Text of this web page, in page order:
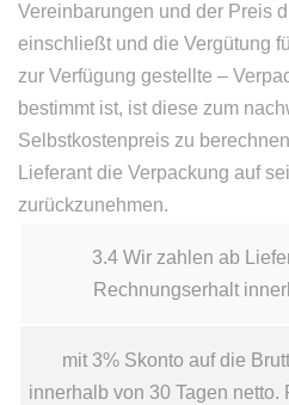
Vereinbarungen und der Preis
einschließt und die Vergütung
zur Verfügung gestellte –
bestimmt ist, ist diese zum
Selbstkostenpreis zu
Lieferant die Verpackung auf
zurückzunehmen.
3.4 Wir zahlen ab
Rechnungserhalt
mit 3% Skonto auf die
innerhalb von 30 Tagen